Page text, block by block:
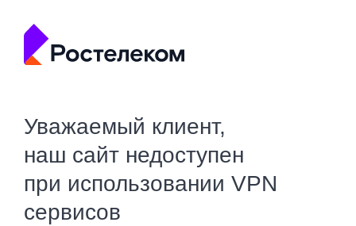
Уважаемый клиент,
наш сайт недоступен
при использовании VPN
сервисов